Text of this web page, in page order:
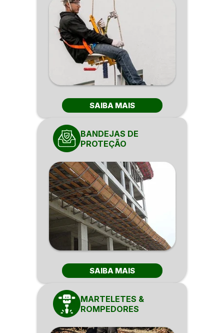
SAIBA MAIS
BANDEJAS DE
PROTEÇÃO
SAIBA MAIS
MARTELETES &
ROMPEDORES